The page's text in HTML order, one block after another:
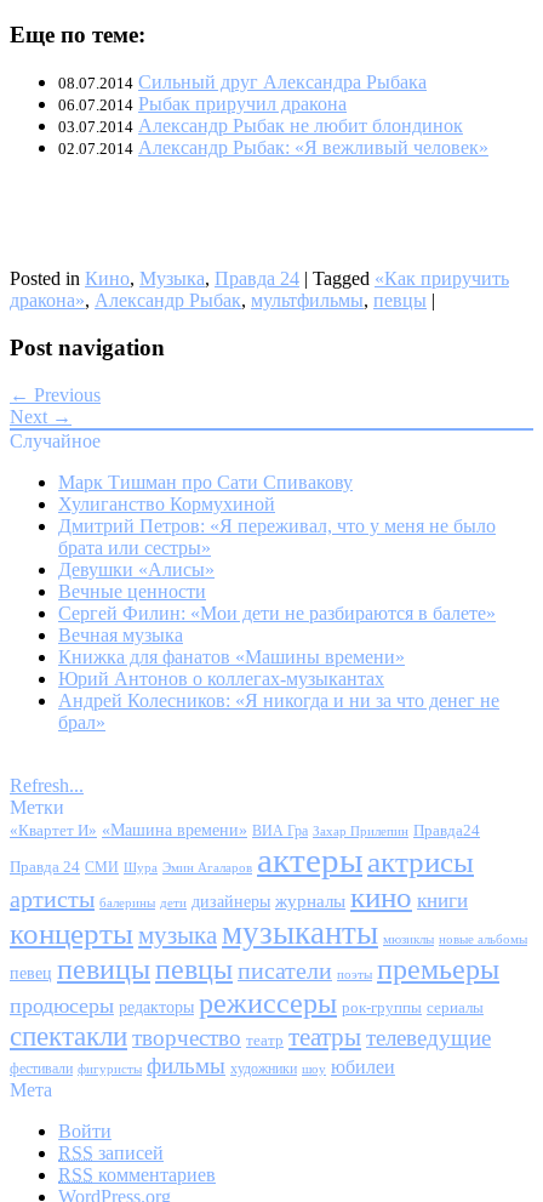
Еще по теме:
08.07.2014 Сильный друг Александра Рыбака
06.07.2014 Рыбак приручил дракона
03.07.2014 Александр Рыбак не любит блондинок
02.07.2014 Александр Рыбак: «Я вежливый человек»
Posted in Кино, Музыка, Правда 24 | Tagged «Как приручить
дракона», Александр Рыбак, мультфильмы, певцы |
Post navigation
← Previous
Next →
Случайное
Марк Тишман про Сати Спивакову
Хулиганство Кормухиной
Дмитрий Петров: «Я переживал, что у меня не было
брата или сестры»
Девушки «Алисы»
Вечные ценности
Сергей Филин: «Мои дети не разбираются в балете»
Вечная музыка
Книжка для фанатов «Машины времени»
Юрий Антонов о коллегах-музыкантах
Андрей Колесников: «Я никогда и ни за что денег не
брал»
Refresh...
Метки
«Квартет И» «Машина времени» ВИА Гра Захар Прилепин Правда24
Правда 24 СМИ Шура Эмин Агаларов актерыактрисы
артисты балерины дети дизайнеры журналы кино книги
концерты музыка музыканты мюзиклы новые альбомы
певец певицыпевцыписатели поэты премьеры
продюсеры редакторы режиссеры рок-группы сериалы
спектаклитворчество театр театрытелеведущие
фестивали фигуристы фильмы художники шоу юбилеи
Мета
Войти
RSS записей
RSS комментариев
WordPress.org